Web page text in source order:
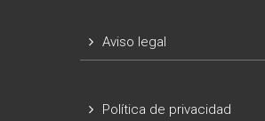
Aviso legal
Política de privacidad